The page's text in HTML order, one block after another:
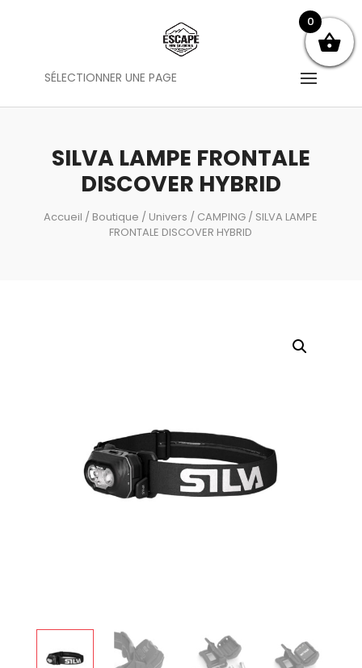
SÉLECTIONNER UNE PAGE
SILVA LAMPE FRONTALE
DISCOVER HYBRID
Accueil / Boutique / Univers / CAMPING / SILVA LAMPE
FRONTALE DISCOVER HYBRID
0